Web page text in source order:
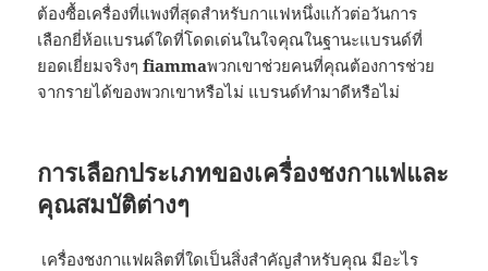
ต้องซื้อเครื่องที่แพงที่สุดสำหรับกาแฟหนึ่งแก้วต่อวันการ
เลือกยี่ห้อแบรนด์ใดที่โดดเด่นในใจคุณในฐานะแบรนด์ที่
ยอดเยี่ยมจริงๆfiammaพวกเขาช่วยคนที่คุณต้องการช่วย
จากรายได้ของพวกเขาหรือไม่ แบรนด์ทำมาดีหรือไม่
การเลือกประเภทของเครื่องชงกาแฟและ
คุณสมบัติต่างๆ
เครื่องชงกาแฟผลิตที่ใดเป็นสิ่งสำคัญสำหรับคุณ มีอะไร